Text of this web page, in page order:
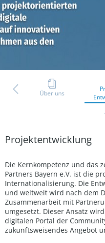
Über uns
Projektentwicklung
Die Kernkompetenz und das
Partners Bayern e.V. ist die
Internationalisierung. Die
und weltweit wird nach dem
Zusammenarbeit mit
umgesetzt. Dieser Ansatz
digitalen Portal der
zukunftsweisendes Angebot